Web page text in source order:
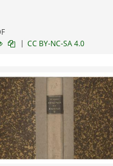
| CC BY-NC-SA 4.0